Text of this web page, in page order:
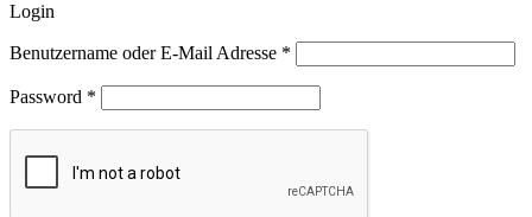
Login
Benutzername oder E-Mail Adresse *
Password *